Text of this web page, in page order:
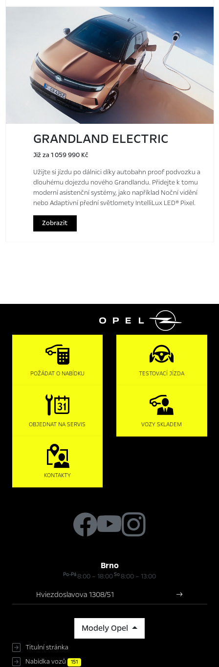
GRANDLAND ELECTRIC
Již za 1 059 990 Kč
Užijte si jízdu po dálnici díky autobahn proof podvozku a
dlouhému dojezdu nového Grandlandu. Přidejte k tomu
moderní asistenční systémy, jako například Noční vidění
nebo Adaptivní přední světlomety IntelliLux LED® Pixel.
Zobrazit

POŽÁDAT O NABÍDKU TESTOVACÍ JÍZDA
OBJEDNAT NA SERVIS VOZY SKLADEM
KONTAKTY
Brno
Po-Pá8:00 – 18:00So8:00 – 13:00
Hviezdoslavova 1308/51
Modely Opel
Titulní stránka
Nabídka vozů
151